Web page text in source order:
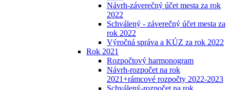
Návrh-záverečný účet mesta za rok
2022
Schválený - záverečný účet mesta za
rok 2022
Výročná správa a KÚZ za rok 2022
Rok 2021
Rozpočtový harmonogram
Návrh-rozpočet na rok
2021+rámcové rozpočty 2022-2023
Schválený-rozpočet na rok